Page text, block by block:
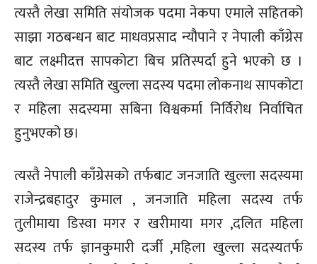
त्यस्तै लेखा समिति संयोजक पदमा नेकपा एमाले सहितको
साझा गठबन्धन बाट माधवप्रसाद न्यौपाने र नेपाली काँग्रेस
बाट लक्ष्मीदत्त सापकोटा बिच प्रतिस्पर्दा हुने भएको छ ।
त्यस्तै लेखा समिति खुल्ला सदस्य पदमा लोकनाथ सापकोटा
र महिला सदस्यमा सबिना विश्वकर्मा निर्विरोध निर्वाचित
हुनुभएको छ।
त्यस्तै नेपाली काँग्रेसको तर्फबाट जनजाति खुल्ला सदस्यमा
राजेन्द्रबहादुर कुमाल , जनजाति महिला सदस्य तर्फ
तुलीमाया डिस्वा मगर र खरीमाया मगर ,दलित महिला
सदस्य तर्फ ज्ञानकुमारी दर्जी ,महिला खुल्ला सदस्यतर्फ